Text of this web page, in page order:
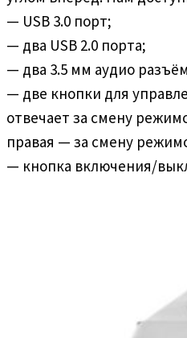
— USB 3.0 порт;
— два USB 2.0 порта;
— два 3.5 мм аудио
— две кнопки для
отвечает за смену
правая — за смену
— кнопка включения/